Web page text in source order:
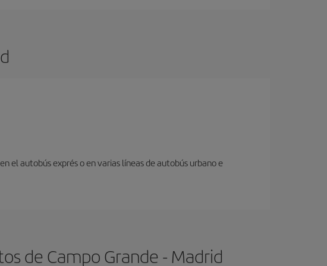
el autobús exprés o en varias líneas de autobús urbano e
de Campo Grande - Madrid